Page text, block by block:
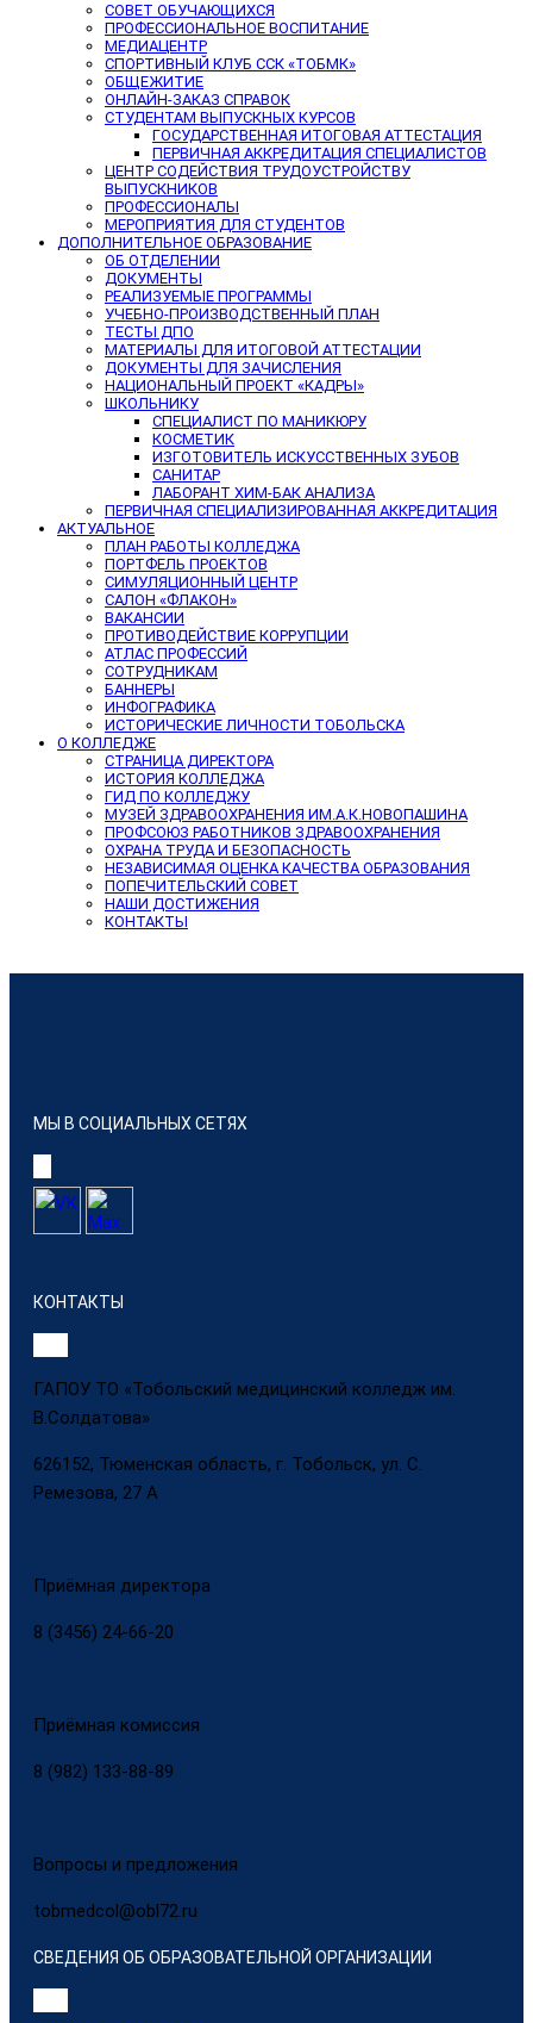
СОВЕТ ОБУЧАЮЩИХСЯ
ПРОФЕССИОНАЛЬНОЕ ВОСПИТАНИЕ
МЕДИАЦЕНТР
СПОРТИВНЫЙ КЛУБ ССК «ТОБМК»
ОБЩЕЖИТИЕ
ОНЛАЙН-ЗАКАЗ СПРАВОК
СТУДЕНТАМ ВЫПУСКНЫХ КУРСОВ
ГОСУДАРСТВЕННАЯ ИТОГОВАЯ АТТЕСТАЦИЯ
ПЕРВИЧНАЯ АККРЕДИТАЦИЯ СПЕЦИАЛИСТОВ
ЦЕНТР СОДЕЙСТВИЯ ТРУДОУСТРОЙСТВУ
ВЫПУСКНИКОВ
ПРОФЕССИОНАЛЫ
МЕРОПРИЯТИЯ ДЛЯ СТУДЕНТОВ
ДОПОЛНИТЕЛЬНОЕ ОБРАЗОВАНИЕ
ОБ ОТДЕЛЕНИИ
ДОКУМЕНТЫ
РЕАЛИЗУЕМЫЕ ПРОГРАММЫ
УЧЕБНО-ПРОИЗВОДСТВЕННЫЙ ПЛАН
ТЕСТЫ ДПО
МАТЕРИАЛЫ ДЛЯ ИТОГОВОЙ АТТЕСТАЦИИ
ДОКУМЕНТЫ ДЛЯ ЗАЧИСЛЕНИЯ
НАЦИОНАЛЬНЫЙ ПРОЕКТ «КАДРЫ»
ШКОЛЬНИКУ
СПЕЦИАЛИСТ ПО МАНИКЮРУ
КОСМЕТИК
ИЗГОТОВИТЕЛЬ ИСКУССТВЕННЫХ ЗУБОВ
САНИТАР
ЛАБОРАНТ ХИМ-БАК АНАЛИЗА
ПЕРВИЧНАЯ СПЕЦИАЛИЗИРОВАННАЯ АККРЕДИТАЦИЯ
АКТУАЛЬНОЕ
ПЛАН РАБОТЫ КОЛЛЕДЖА
ПОРТФЕЛЬ ПРОЕКТОВ
СИМУЛЯЦИОННЫЙ ЦЕНТР
САЛОН «ФЛАКОН»
ВАКАНСИИ
ПРОТИВОДЕЙСТВИЕ КОРРУПЦИИ
АТЛАС ПРОФЕССИЙ
СОТРУДНИКАМ
БАННЕРЫ
ИНФОГРАФИКА
ИСТОРИЧЕСКИЕ ЛИЧНОСТИ ТОБОЛЬСКА
О КОЛЛЕДЖЕ
СТРАНИЦА ДИРЕКТОРА
ИСТОРИЯ КОЛЛЕДЖА
ГИД ПО КОЛЛЕДЖУ
МУЗЕЙ ЗДРАВООХРАНЕНИЯ ИМ.А.К.НОВОПАШИНА
ПРОФСОЮЗ РАБОТНИКОВ ЗДРАВООХРАНЕНИЯ
ОХРАНА ТРУДА И БЕЗОПАСНОСТЬ
НЕЗАВИСИМАЯ ОЦЕНКА КАЧЕСТВА ОБРАЗОВАНИЯ
ПОПЕЧИТЕЛЬСКИЙ СОВЕТ
НАШИ ДОСТИЖЕНИЯ
КОНТАКТЫ
МЫ В СОЦИАЛЬНЫХ СЕТЯХ
КОНТАКТЫ
ГАПОУ ТО «Тобольский медицинский колледж им.
В.Солдатова»
626152, Тюменская область, г. Тобольск, ул. С.
Ремезова, 27 А
Приёмная директора
8 (3456) 24-66-20
Приёмная комиссия
8 (982) 133-88-89
Вопросы и предложения
tobmedcol@obl72.ru
СВЕДЕНИЯ ОБ ОБРАЗОВАТЕЛЬНОЙ ОРГАНИЗАЦИИ